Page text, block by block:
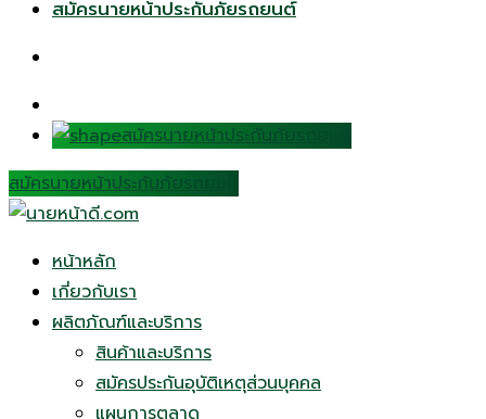
สมัครนายหน้าประกันภัยรถยนต์
สมัครนายหน้าประกันภัยรถยนต์
สมัครนายหน้าประกันภัยรถยนต์
หน้าหลัก
เกี่ยวกับเรา
ผลิตภัณฑ์และบริการ
สินค้าและบริการ
สมัครประกันอุบัติเหตุส่วนบุคคล
แผนการตลาด